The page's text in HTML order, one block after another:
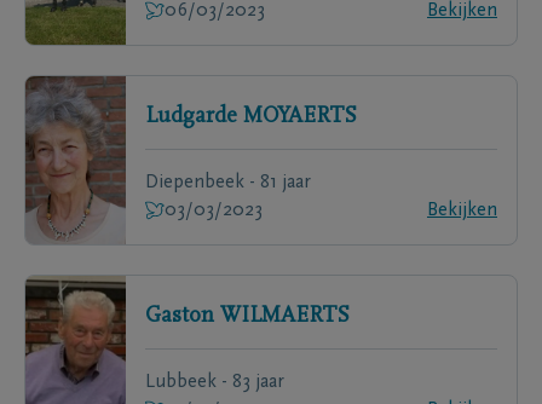
06/03/2023
Bekijken
Ludgarde MOYAERTS
Diepenbeek - 81 jaar
03/03/2023
Bekijken
Gaston WILMAERTS
Lubbeek - 83 jaar